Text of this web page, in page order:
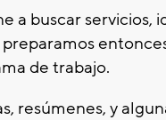
a buscar servicios,
de trabajo.
resúmenes, y